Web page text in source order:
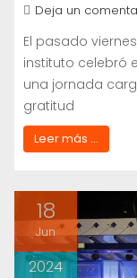
Deja un
El pasado
instituto celebró
una jornada
gratitud
Leer más ...
18
Jun
2024